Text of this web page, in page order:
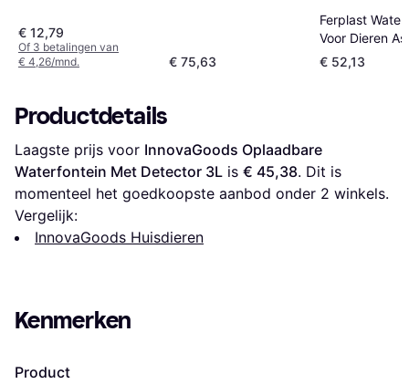
€ 12,79
Of 3 betalingen van
€ 4,26/mnd.
€ 75,63
Ferplast
Voor Dieren
€ 52,13
Productdetails
Laagste prijs voor InnovaGoods Oplaadbare
Waterfontein Met Detector 3L is € 45,38. Dit is
momenteel het goedkoopste aanbod onder 2 winkels.
Vergelijk:
InnovaGoods Huisdieren
Kenmerken
Product